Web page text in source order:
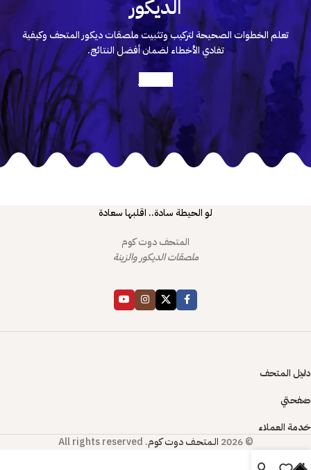
الديكور
تعلم الخطوات الصحيحة لتركيب وتثبيت ملصقات ديكور المتحف وكيفية
تفادي الأخطاء لضمان أفضل النتائج.
لو الحيطة سادة.. اقلبها سعادة
المتحف دوت كوم
ملصقات الديكور والزينة
دليل المتحف
صفحتي
خدمة العملاء
© 2026
الـمتحـف دوت كوم. All rights reserved